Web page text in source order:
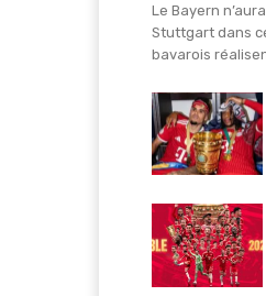
Le Bayern
Stuttgart dans
bavarois